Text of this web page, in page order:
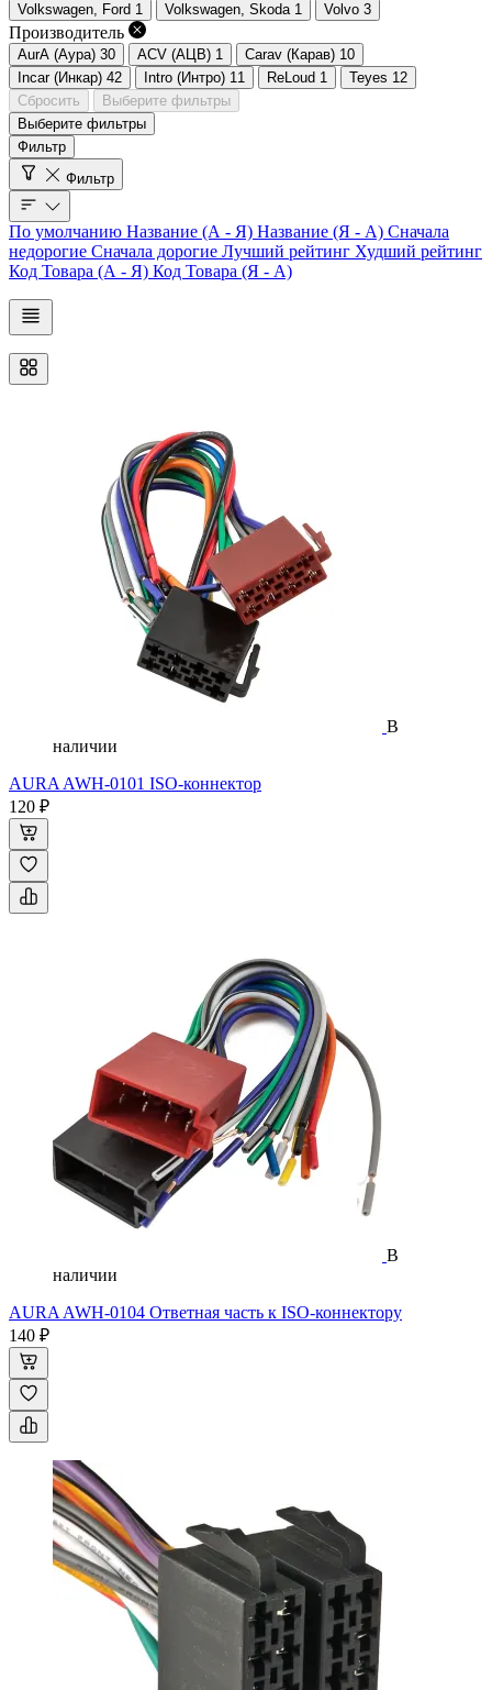
Volkswagen, Ford 1 Volkswagen, Skoda 1 Volvo 3
Производитель
AurA (Аура) 30 ACV (АЦВ) 1 Carav (Карав) 10
Incar (Инкар) 42 Intro (Интро) 11 ReLoud 1 Teyes 12
Сбросить
Выберите фильтры
Выберите фильтры
Фильтр
Фильтр
По умолчанию Название (А - Я) Название (Я - А) Сначала
недорогие Сначала дорогие Лучший рейтинг Худший рейтинг
Код Товара (А - Я) Код Товара (Я - А)
В
наличии
AURA AWH-0101 ISO-коннектор
120 ₽
В
наличии
AURA AWH-0104 Ответная часть к ISO-коннектору
140 ₽